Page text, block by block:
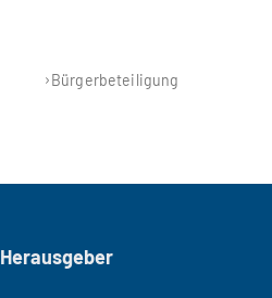
Bürgerbeteiligung
Seitenfuß
Herausgeber